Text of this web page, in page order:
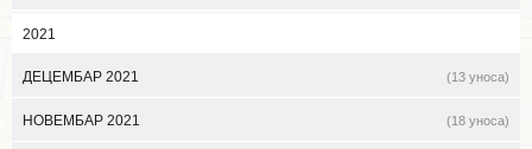
2021
ДЕЦЕМБАР 2021 (13 уноса)
НОВЕМБАР 2021 (18 уноса)